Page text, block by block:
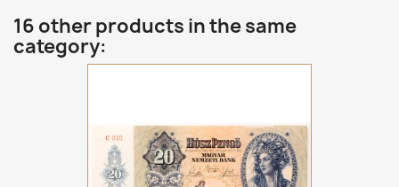
16 other products in the same
category: